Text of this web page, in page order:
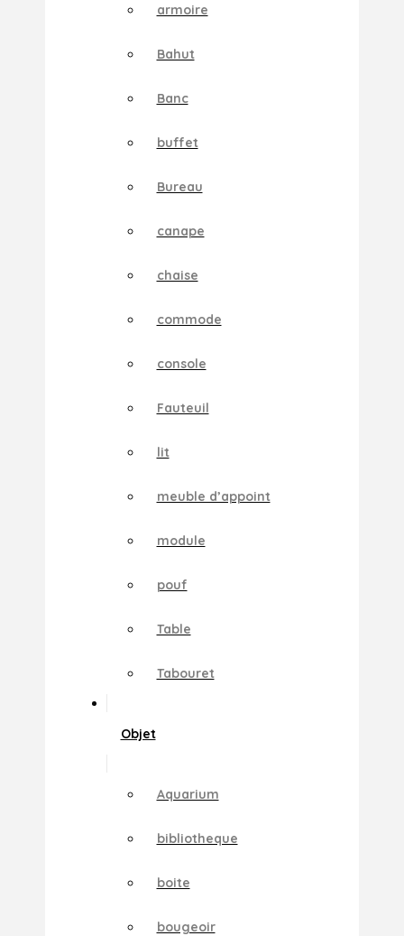
armoire
Bahut
Banc
buffet
Bureau
canape
chaise
commode
console
Fauteuil
lit
meuble d’appoint
module
pouf
Table
Tabouret
Objet
Aquarium
bibliotheque
boite
bougeoir